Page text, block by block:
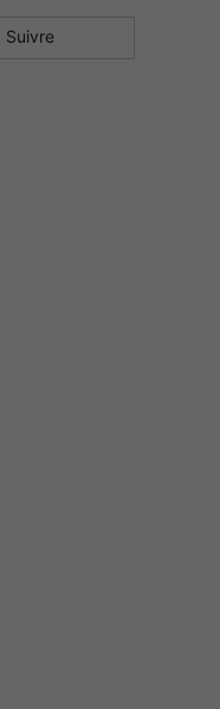
Suivre